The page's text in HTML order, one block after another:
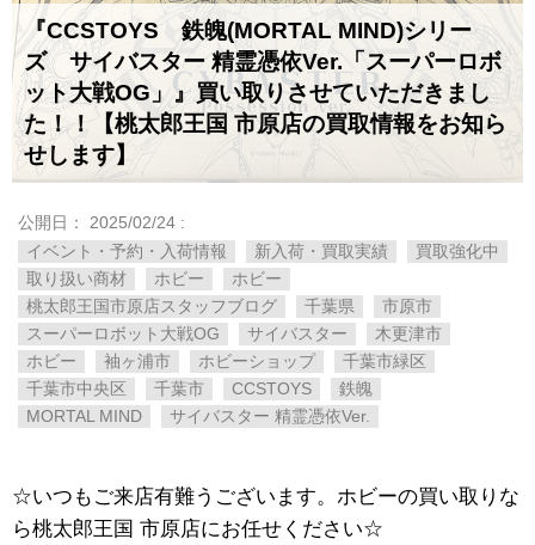
『CCSTOYS 鉄魄(MORTAL MIND)シリー
ズ サイバスター 精霊憑依Ver.「スーパーロボ
ット大戦OG」』買い取りさせていただきまし
た！！【桃太郎王国 市原店の買取情報をお知ら
せします】
公開日： 2025/02/24 :
イベント・予約・入荷情報
新入荷・買取実績
買取強化中
取り扱い商材
ホビー
ホビー
桃太郎王国市原店スタッフブログ
千葉県
市原市
スーパーロボット大戦OG
サイバスター
木更津市
ホビー
袖ヶ浦市 ホビーショップ
千葉市緑区
千葉市中央区
千葉市 CCSTOYS
鉄魄
MORTAL MIND
サイバスター 精霊憑依Ver.
☆いつもご来店有難うございます。ホビーの買い取りな
ら桃太郎王国 市原店にお任せください☆